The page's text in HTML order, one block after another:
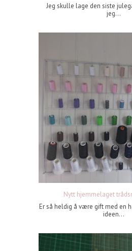
Jeg skulle lage den siste
jeg...
Nytt hjemmelaget
Er så heldig å være gift med en
ideen...